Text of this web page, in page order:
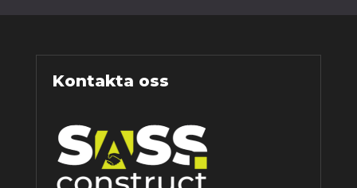
Kontakta oss